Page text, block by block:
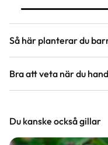
hittar du svaren på
Så här planterar du
Guide
Att köpa barrotade
Bra att veta när du
Vi försöker alltid
mått, men då
Du kanske också gillar